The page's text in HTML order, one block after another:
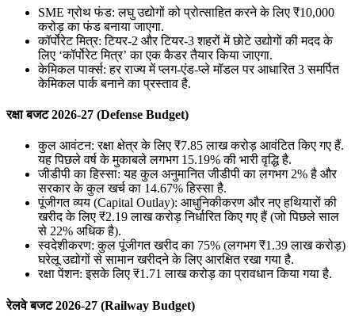
SME ग्रोथ फंड: लघु उद्योगों को प्रोत्साहित करने के लिए ₹10,000
करोड़ का फंड बनाया जाएगा.
कॉर्पोरेट मित्र: टियर-2 और टियर-3 शहरों में छोटे उद्योगों की मदद के
लिए ‘कॉर्पोरेट मित्र’ का एक कैडर तैयार किया जाएगा.
केमिकल पार्क्स: हर राज्य में प्लग-एंड-प्ले मॉडल पर आधारित 3 समर्पित
केमिकल पार्क बनाने का प्रस्ताव है.
रक्षा बजट 2026-27 (Defense Budget)
कुल आवंटन: रक्षा क्षेत्र के लिए ₹7.85 लाख करोड़ आवंटित किए गए हैं.
यह पिछले वर्ष के मुकाबले लगभग 15.19% की भारी वृद्धि है.
जीडीपी का हिस्सा: यह कुल अनुमानित जीडीपी का लगभग 2% है और
सरकार के कुल खर्च का 14.67% हिस्सा है.
पूंजीगत व्यय (Capital Outlay): आधुनिकीकरण और नए हथियारों की
खरीद के लिए ₹2.19 लाख करोड़ निर्धारित किए गए हैं (जो पिछले साल
से 22% अधिक है).
स्वदेशीकरण: कुल पूंजीगत खरीद का 75% (लगभग ₹1.39 लाख करोड़)
घरेलू उद्योगों से सामान खरीदने के लिए आरक्षित रखा गया है.
रक्षा पेंशन: इसके लिए ₹1.71 लाख करोड़ का प्रावधान किया गया है.
रेलवे बजट 2026-27 (Railway Budget)